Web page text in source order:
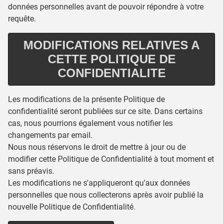
données personnelles avant de pouvoir répondre à votre
requête.
MODIFICATIONS RELATIVES A
CETTE POLITIQUE DE
CONFIDENTIALITE
Les modifications de la présente Politique de
confidentialité seront publiées sur ce site. Dans certains
cas, nous pourrions également vous notifier les
changements par email.
Nous nous réservons le droit de mettre à jour ou de
modifier cette Politique de Confidentialité à tout moment et
sans préavis.
Les modifications ne s'appliqueront qu'aux données
personnelles que nous collecterons après avoir publié la
nouvelle Politique de Confidentialité.